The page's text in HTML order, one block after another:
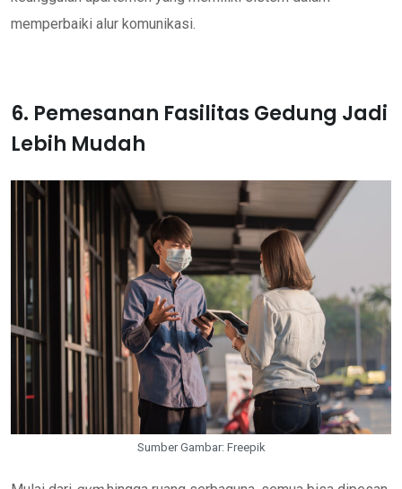
memperbaiki alur komunikasi.
6. Pemesanan Fasilitas Gedung Jadi
Lebih Mudah
Sumber Gambar: Freepik